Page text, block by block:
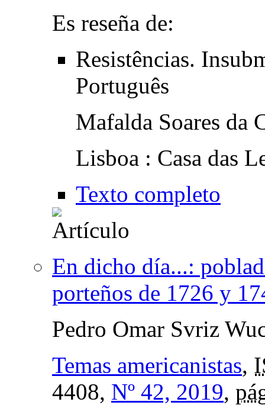
Es reseña de:
Resistências.
Português
Mafalda Soares da
Lisboa : Casa das
Texto completo
En dicho día...:
porteños de 1726 y
Pedro Omar Svriz
Temas americanistas,
4408, Nº 42, 2019,